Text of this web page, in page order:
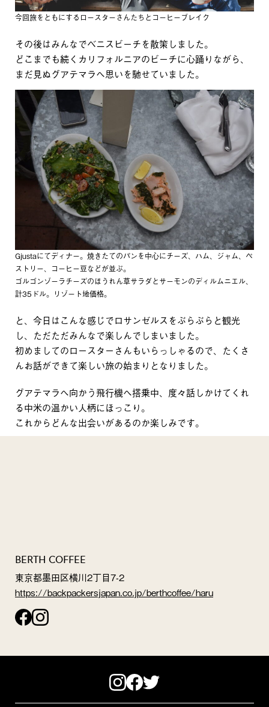
今回旅をともにするロースターさんたちとコーヒーブレイク
その後はみんなでベニスビーチを散策しました。
どこまでも続くカリフォルニアのビーチに心踊りながら、
まだ見ぬグアテマラへ思いを馳せていました。
Gjustaにてディナー。焼きたてのパンを中心にチーズ、ハム、ジャム、ペ
ストリー、コーヒー豆などが並ぶ。
ゴルゴンゾーラチーズのほうれん草サラダとサーモンのディルムニエル、
計35ドル。リゾート地価格。
と、今日はこんな感じでロサンゼルスをぶらぶらと観光
し、ただただみんなで楽しんでしまいました。
初めましてのロースターさんもいらっしゃるので、たくさ
んお話ができて楽しい旅の始まりとなりました。
グアテマラへ向かう飛行機へ搭乗中、度々話しかけてくれ
る中米の温かい人柄にほっこり。
これからどんな出会いがあるのか楽しみです。
BERTH COFFEE
東京都墨田区横川2丁目7-2
https://backpackersjapan.co.jp/berthcoffee/haru